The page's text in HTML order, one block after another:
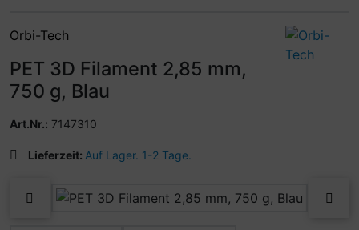
Orbi-Tech
PET 3D Filament 2,85 mm,
750 g, Blau
Art.Nr.: 7147310
Lieferzeit: Auf Lager. 1-2 Tage.
Wenn mehr als ein Produktbild existiert, können Sie die
zurück